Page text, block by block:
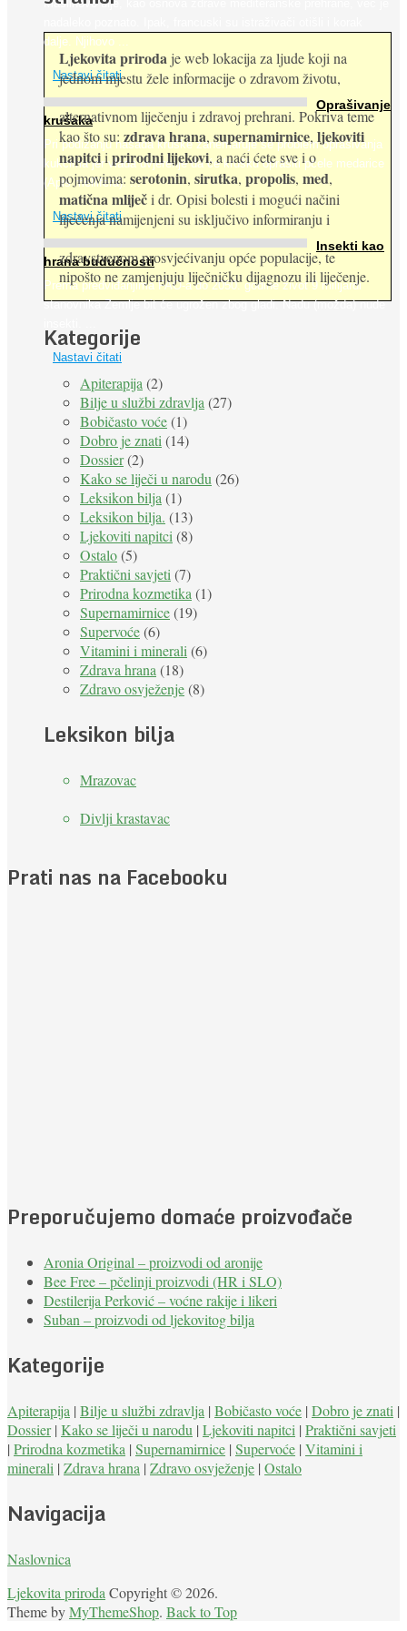
Maslinovo ulje, kao osnova zdrave mediteranske prehrane, već je
dalje. Njihovo ...
Nastavi čitati
Oprašivanje
krušaka
Pri podizanju nasada kruške zanemaruje se problem oprašivanja
kukcima jer vlada uvjerenje da će krušku oprašiti pčele medarice
(Apis mellifera). ...
Nastavi čitati
Insekti kao
hrana budućnosti
Prema predviđanjima FAO-a do 2050. godine život 9 milijardi
stanovnika Zemlje bit će ugrožen zbog gladi. Nadu (možda) nude
Nastavi čitati
Ljekovita priroda je web lokacija za ljude koji na
jednom mjestu žele informacije o zdravom životu,
alternativnom liječenju i zdravoj prehrani. Pokriva teme
kao što su: zdrava hrana, supernamirnice, ljekoviti
napitciiprirodni lijekovi, a naći ćete sve i o
pojmovima: serotonin, sirutka, propolis, med,
matična mliječi dr. Opisi bolesti i mogući načini
liječenja namijenjeni su isključivo informiranju i
zdravstvenom prosvjećivanju opće populacije, te
nipošto ne zamjenjuju liječničku dijagnozu ili liječenje.
Kategorije
Apiterapija (2)
Bilje u službi zdravlja (27)
Bobičasto voće(1)
Dobro je znati (14)
Dossier(2)
Kako se liječi u narodu (26)
Leksikon bilja (1)
Leksikon bilja. (13)
Ljekoviti napitci (8)
Ostalo(5)
Praktični savjeti (7)
Prirodna kozmetika (1)
Supernamirnice(19)
Supervoće(6)
Vitamini i minerali (6)
Zdrava hrana (18)
Zdravo osvježenje(8)
Leksikon bilja
Mrazovac
Divlji krastavac
Prati nas na Facebooku
Preporučujemo domaće proizvođače
Aronia Original – proizvodi od aronije
Bee Free – pčelinji proizvodi (HR i SLO)
Destilerija Perković – voćne rakije i likeri
Suban – proizvodi od ljekovitog bilja
Kategorije
Apiterapija | Bilje u službi zdravlja | Bobičasto voće | Dobro je znati |
Dossier| Kako se liječi u narodu | Ljekoviti napitci | Praktični savjeti
| Prirodna kozmetika | Supernamirnice | Supervoće | Vitamini i
minerali | Zdrava hrana | Zdravo osvježenje | Ostalo
Navigacija
Naslovnica
Ljekovita priroda Copyright © 2026.
Theme byMyThemeShop. Back to Top